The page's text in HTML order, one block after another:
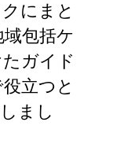
にまと
包括ケ
ガイド
立つと
まし